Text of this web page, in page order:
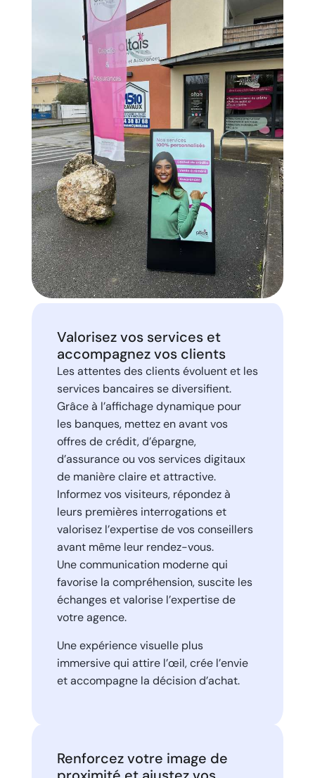
Valorisez vos services et
accompagnez vos clients
Les attentes des clients évoluent et les
services bancaires se diversifient.
Grâce à l’affichage dynamique pour
les banques, mettez en avant vos
offres de crédit, d’épargne,
d’assurance ou vos services digitaux
de manière claire et attractive.
Informez vos visiteurs, répondez à
leurs premières interrogations et
valorisez l’expertise de vos conseillers
avant même leur rendez-vous.
Une communication moderne qui
favorise la compréhension, suscite les
échanges et valorise l’expertise de
votre agence.
Une expérience visuelle plus
immersive qui attire l’œil, crée l’envie
et accompagne la décision d’achat.
Renforcez votre image de